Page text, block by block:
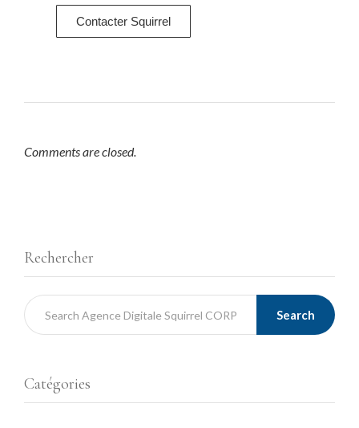
Contacter Squirrel
Comments are closed.
Rechercher
Search
Catégories